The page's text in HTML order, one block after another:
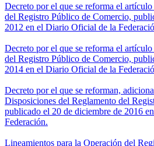
Decreto por el que se reforma el
del Registro Público de Comercio,
2012 en el Diario Oficial de la
Decreto por el que se reforma el
del Registro Público de Comercio,
2014 en el Diario Oficial de la
Decreto por el que se reforman,
Disposiciones del Reglamento del
publicado el 20 de diciembre de 2016
Federación.
Lineamientos para la Operación del